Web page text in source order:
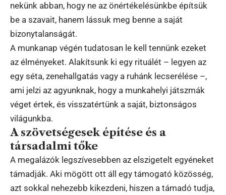
nekünk abban, hogy ne az önértékelésünkbe építsük
be a szavait, hanem lássuk meg benne a saját
bizonytalanságát.
A munkanap végén tudatosan le kell tennünk ezeket
az élményeket. Alakítsunk ki egy rituálét – legyen az
egy séta, zenehallgatás vagy a ruhánk lecserélése –,
ami jelzi az agyunknak, hogy a munkahelyi játszmák
véget értek, és visszatértünk a saját, biztonságos
világunkba.
A szövetségesek építése és a
társadalmi tőke
A megalázók legszívesebben az elszigetelt egyéneket
támadják. Aki mögött ott áll egy támogató közösség,
azt sokkal nehezebb kikezdeni, hiszen a támadó tudja,